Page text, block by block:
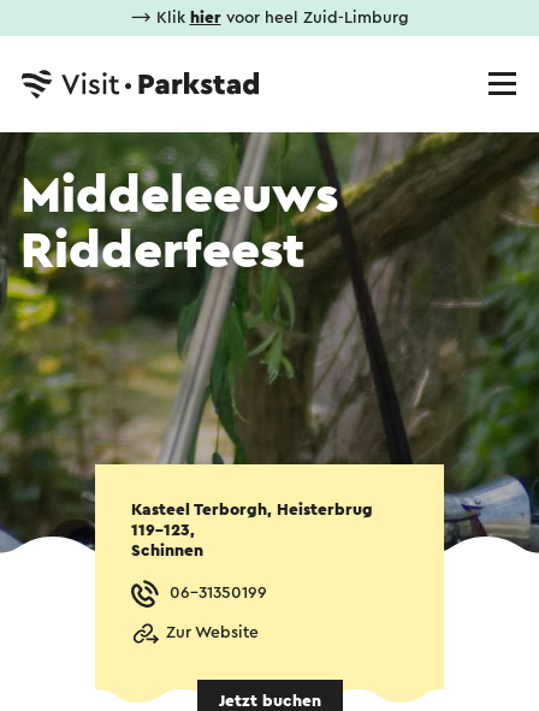
⟶ Klik hiervoor heel Zuid-Limburg
Middeleeuws
Ridderfeest
Kasteel Terborgh, Heisterbrug
119-123,
Schinnen
06-31350199
Zur Website
Jetzt buchen